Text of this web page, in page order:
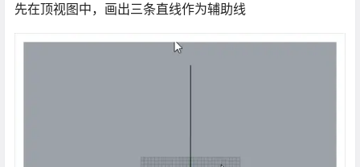
先在顶视图中，画出三条直线作为辅助线